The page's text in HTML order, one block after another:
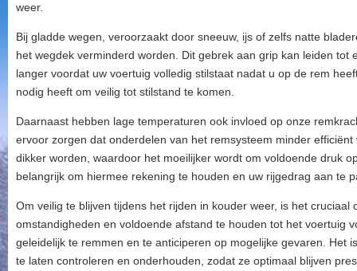
weer.
Bij gladde wegen, veroorzaakt door sneeuw, ijs of zelfs natte
het wegdek verminderd worden. Dit gebrek aan grip kan leiden tot
langer voordat uw voertuig volledig stilstaat nadat u op de rem
nodig heeft om veilig tot stilstand te komen.
Daarnaast hebben lage temperaturen ook invloed op onze
ervoor zorgen dat onderdelen van het remsysteem minder
dikker worden, waardoor het moeilijker wordt om voldoende druk
belangrijk om hiermee rekening te houden en uw rijgedrag aan te
Om veilig te blijven tijdens het rijden in kouder weer, is het
omstandigheden en voldoende afstand te houden tot het voertuig
geleidelijk te remmen en te anticiperen op mogelijke gevaren. Het
te laten controleren en onderhouden, zodat ze optimaal blijven